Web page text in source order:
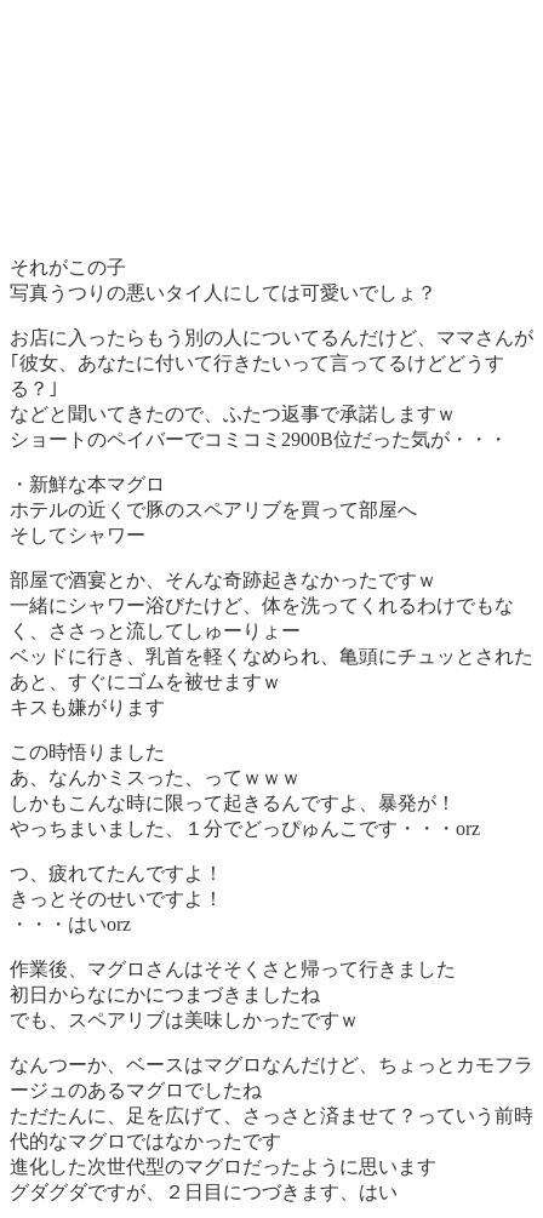
それがこの子
写真うつりの悪いタイ人にしては可愛いでしょ？
お店に入ったらもう別の人についてるんだけど、ママさんが
｢彼女、あなたに付いて行きたいって言ってるけどどうす
る？｣
などと聞いてきたので、ふたつ返事で承諾しますｗ
ショートのペイバーでコミコミ2900B位だった気が・・・
・新鮮な本マグロ
ホテルの近くで豚のスペアリブを買って部屋へ
そしてシャワー
部屋で酒宴とか、そんな奇跡起きなかったですｗ
一緒にシャワー浴びたけど、体を洗ってくれるわけでもな
く、ささっと流してしゅーりょー
ベッドに行き、乳首を軽くなめられ、亀頭にチュッとされた
あと、すぐにゴムを被せますｗ
キスも嫌がります
この時悟りました
あ、なんかミスった、ってｗｗｗ
しかもこんな時に限って起きるんですよ、暴発が！
やっちまいました、１分でどっぴゅんこです・・・orz
つ、疲れてたんですよ！
きっとそのせいですよ！
・・・はいorz
作業後、マグロさんはそそくさと帰って行きました
初日からなにかにつまづきましたね
でも、スペアリブは美味しかったですｗ
なんつーか、ベースはマグロなんだけど、ちょっとカモフラ
ージュのあるマグロでしたね
ただたんに、足を広げて、さっさと済ませて？っていう前時
代的なマグロではなかったです
進化した次世代型のマグロだったように思います
グダグダですが、２日目につづきます、はい